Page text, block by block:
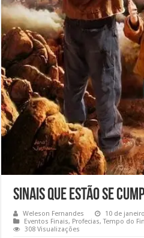
Sinais que Estão se
Weleson Fernandes
10 de
Eventos Finais, Profecias,Tempo do
308 Visualizações